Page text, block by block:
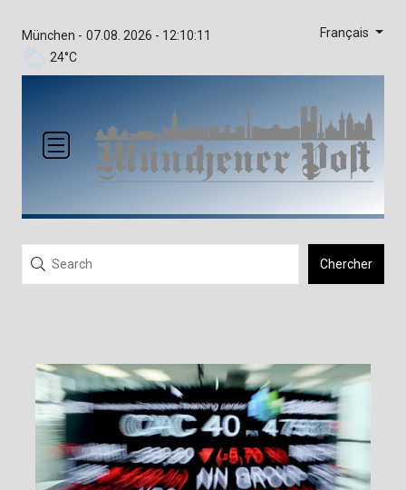
München -
24°C
07.08. 2026 - 12:10:11 Français
Chercher